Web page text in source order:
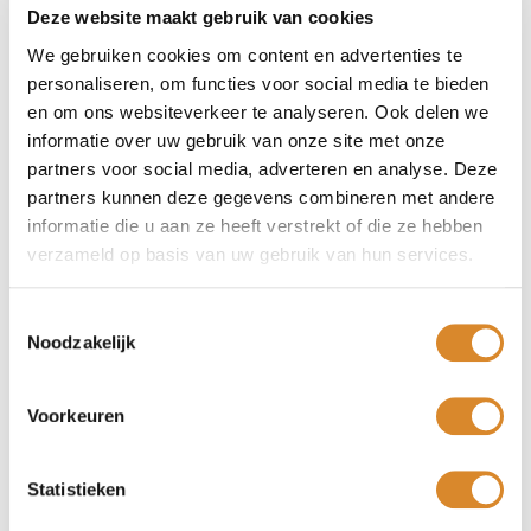
Deze website maakt gebruik van cookies
We gebruiken cookies om content en advertenties te
personaliseren, om functies voor social media te bieden
en om ons websiteverkeer te analyseren. Ook delen we
informatie over uw gebruik van onze site met onze
partners voor social media, adverteren en analyse. Deze
partners kunnen deze gegevens combineren met andere
informatie die u aan ze heeft verstrekt of die ze hebben
verzameld op basis van uw gebruik van hun services.
Noodzakelijk
Voorkeuren
Statistieken
kan u door Lederland perfect aan uw wensen en maten
mogelijkheden.
Model Karina wordt standaard afgewerkt met een
mooie dubbele stiknaad.
Model Karina staat op houten pootjes. U kunt zelf de
kleur kiezen.
Neerploffen met de voetjes omhoog
Model Karina nodigt uit om heerlijk in neer te ploffen
na een lange dag. Met de voetjes omhoog – op een
bijpassende voetenbank – geniet u nog meer van dit
110 cm x 95 cm x 75 cm
€ 1.855,-